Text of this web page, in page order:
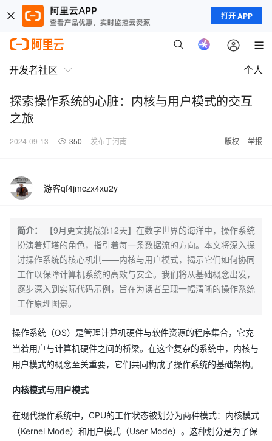
打开 APP
开发者社区 个人
探索操作系统的心脏：内核与用户模式的交互
之旅
2024-09-13 350 发布于河南 版权 举报
游客qf4jmczx4xu2y
简介：
【9月更文挑战第12天】在数字世界的海洋中，操作系统
扮演着灯塔的角色，指引着每一条数据流的方向。本文将深入探
讨操作系统的核心机制——内核与用户模式，揭示它们如何协同
工作以保障计算机系统的高效与安全。我们将从基础概念出发，
逐步深入到实际代码示例，旨在为读者呈现一幅清晰的操作系统
工作原理图景。
操作系统（OS）是管理计算机硬件与软件资源的程序集合，它充
当着用户与计算机硬件之间的桥梁。在这个复杂的系统中，内核与
用户模式的概念至关重要，它们共同构成了操作系统的基础架构。
内核模式与用户模式
在现代操作系统中，CPU的工作状态被划分为两种模式：内核模式
（Kernel Mode）和用户模式（User Mode）。这种划分是为了保